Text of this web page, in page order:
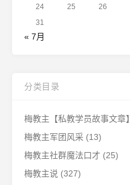
24
25 26
31
« 7月
分类目录
梅教主【私教学员故事文章】
梅教主军团风采 (13)
梅教主社群魔法口才 (25)
梅教主说 (327)